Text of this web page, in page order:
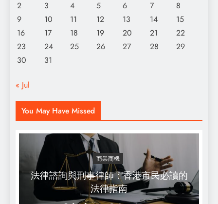
2
3 4 5 6 7
8
9
10 11 12 13 14
15
16
17 18 19 20 21
22
23
24 25 26 27 28
29
30
31
« Jul
You May Have Missed
商業商機
法律諮詢與刑事律師：香港市民必讀的
法律指南